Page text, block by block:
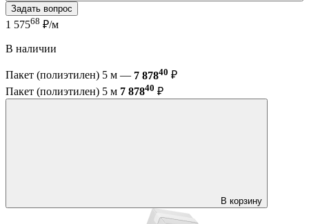
Задать вопрос
1 57568 ₽/м
В наличии
Пакет (полиэтилен) 5 м — 7 87840 ₽
Пакет (полиэтилен) 5 м 7 87840 ₽
В корзину